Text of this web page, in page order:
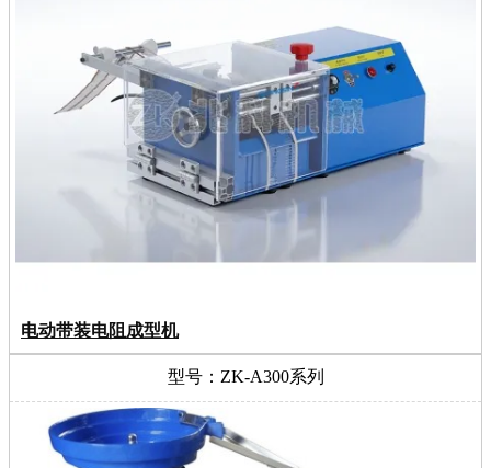
电动带装电阻成型机
型号：ZK-A300系列